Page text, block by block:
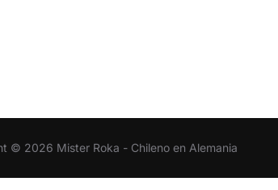
© 2026 Mister Roka - Chileno en Alemania